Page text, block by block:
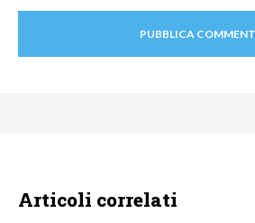
Articoli correlati